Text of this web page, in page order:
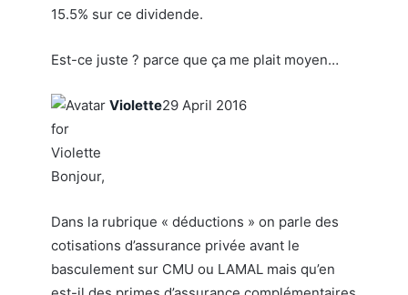
15.5% sur ce dividende.
Est-ce juste ? parce que ça me plait moyen…
Violette29 April 2016
Bonjour,
Dans la rubrique « déductions » on parle des
cotisations d’assurance privée avant le
basculement sur CMU ou LAMAL mais qu’en